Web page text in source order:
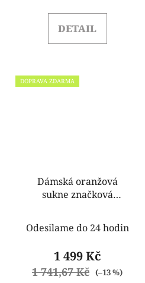
DETAIL
DOPRAVA ZDARMA
Dámská oranžová
sukne značková
CFC80107363003
Odesilame do 24 hodin
1 499 Kč
1 741,67 Kč (–13 %)